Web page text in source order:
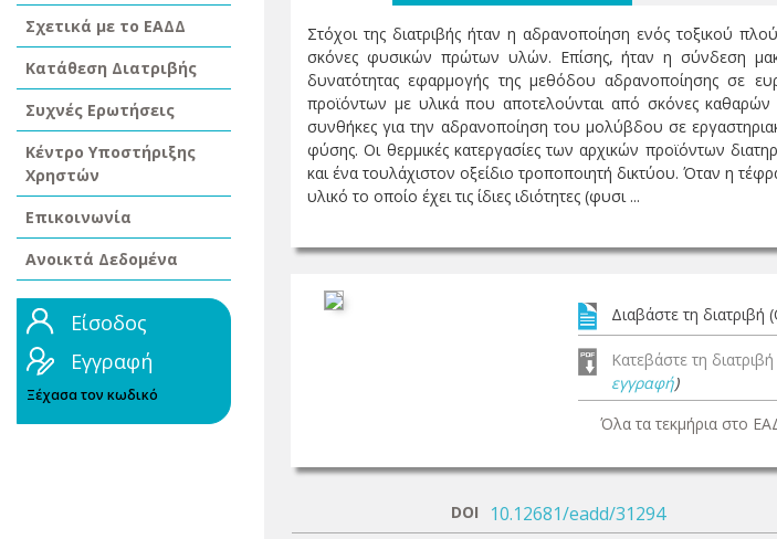
Σχετικά με το ΕΑΔΔ
Κατάθεση Διατριβής
Συχνές Ερωτήσεις
Κέντρο Υποστήριξης
Χρηστών
Επικοινωνία
Ανοικτά Δεδομένα
Είσοδος
Εγγραφή
Ξέχασα τον κωδικό
Στόχοι της διατριβής ήταν η αδρανοποίηση ενός τοξικού
σκόνες φυσικών πρώτων υλών. Επίσης, ήταν η σύνδεση
δυνατότητας εφαρμογής της μεθόδου αδρανοποίησης σε
προϊόντων με υλικά που αποτελούνται από σκόνες καθαρών
συνθήκες για την αδρανοποίηση του μολύβδου σε
φύσης. Οι θερμικές κατεργασίες των αρχικών προϊόντων
και ένα τουλάχιστον οξείδιο τροποποιητή δικτύου. Όταν η
υλικό το οποίο έχει τις ίδιες ιδιότητες (φυσι ...
Διαβάστε τη διατριβή
Κατεβάστε τη
εγγραφή)
Όλα τα τεκμήρια στο
DOI 10.12681/eadd/31294